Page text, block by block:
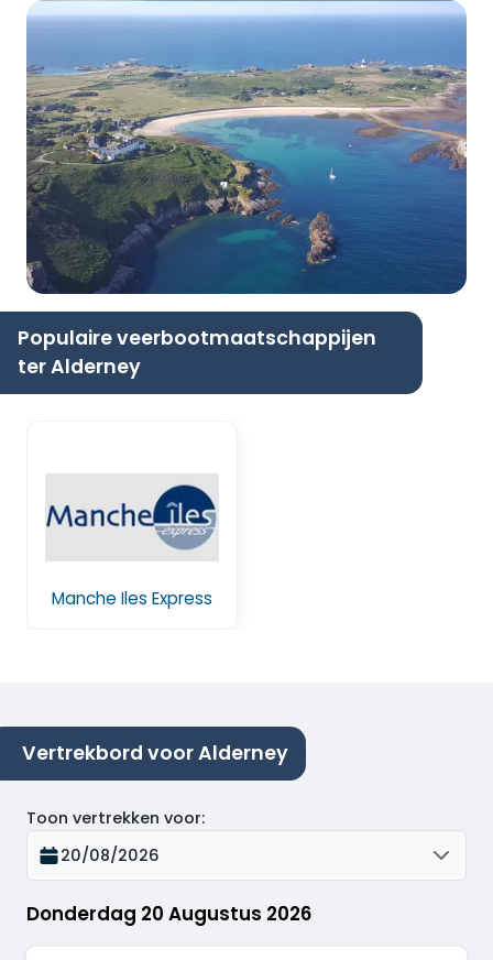
Populaire veerbootmaatschappijen
ter Alderney
Manche Iles Express
Vertrekbord voor Alderney
Donderdag 20 Augustus 2026
Toon vertrekken voor:
20/08/2026